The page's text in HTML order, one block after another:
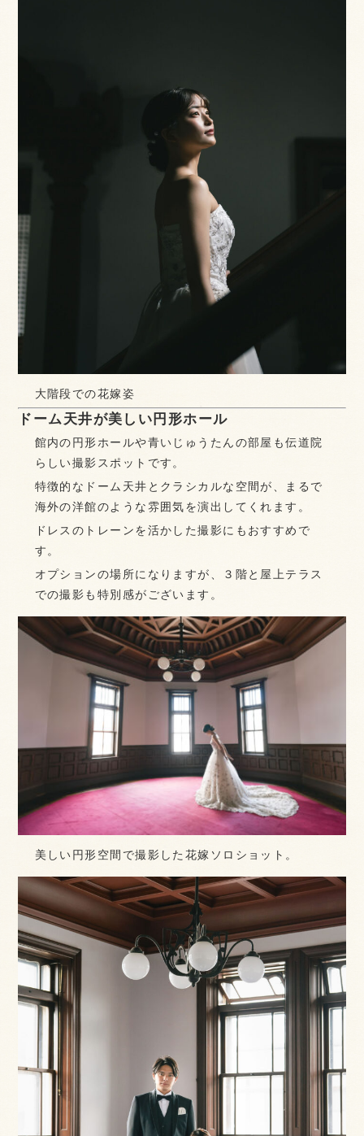
大階段での花嫁姿
ドーム天井が美しい円形ホール
館内の円形ホールや青いじゅうたんの部屋も伝道院
らしい撮影スポットです。
特徴的なドーム天井とクラシカルな空間が、まるで
海外の洋館のような雰囲気を演出してくれます。
ドレスのトレーンを活かした撮影にもおすすめで
す。
オプションの場所になりますが、３階と屋上テラス
での撮影も特別感がございます。
美しい円形空間で撮影した花嫁ソロショット。